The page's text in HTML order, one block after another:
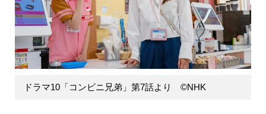
ドラマ10「コンビニ兄弟」第7話より ©NHK